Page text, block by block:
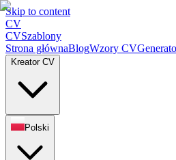
Skip to content
CV
CVSzablony
Strona głównaBlogWzory CV
Kreator CV
Polski